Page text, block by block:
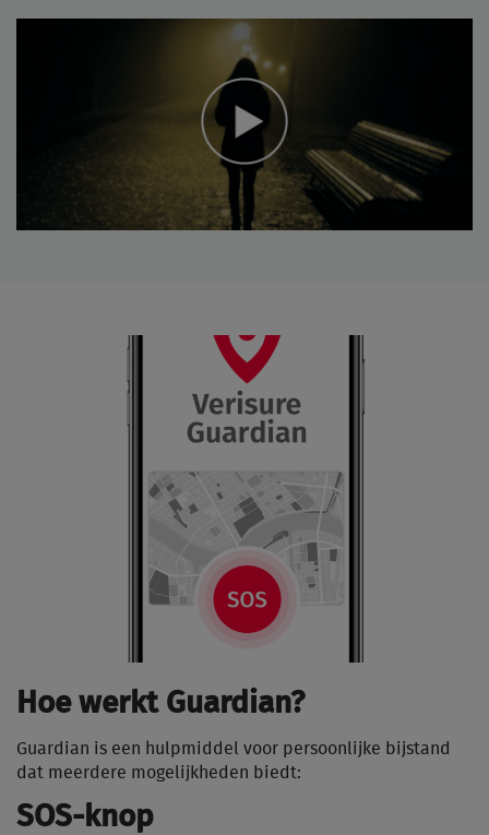
Hoe werkt Guardian?
Guardian is een hulpmiddel voor persoonlijke bijstand
dat meerdere mogelijkheden biedt:
SOS-knop